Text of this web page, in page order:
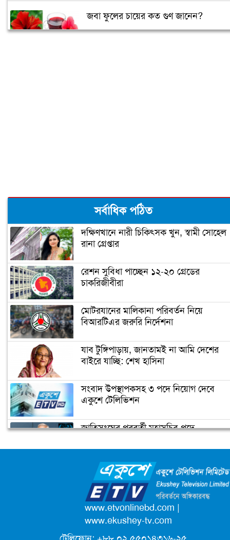
জবা ফুলের চায়ের কত গুণ জানেন?
ঠোঁটের কোণে জ্বরঠোসা, কারণ ও প্রতিকার
সর্বাধিক পঠিত
দক্ষিণখানে নারী চিকিৎসক খুন, স্বামী সোহেল
রানা গ্রেপ্তার
রেশন সুবিধা পাচ্ছেন ১২-২০ গ্রেডের
চাকরিজীবীরা
মোটরযানের মালিকানা পরিবর্তন নিয়ে
বিআরটিএর জরুরি নির্দেশনা
যাব টুঙ্গিপাড়ায়, জানতামই না আমি দেশের
বাইরে যাচ্ছি: শেখ হাসিনা
সংবাদ উপস্থাপকসহ ৩ পদে নিয়োগ দেবে
একুশে টেলিভিশন
জাতিসংঘের পরবর্তী মহাসচিব পদে
ক্যাম্পাস অ্যাম্বাসেডর নিয়োগ দিচ্ছে একুশে
টেলিভিশন
পদোন্নতি পেয়ে সচিব হলেন ২ কর্মকর্তা
www.etvonlinebd.com |
www.ekushey-tv.com